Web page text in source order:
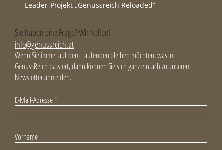
Leader-Projekt „Genussreich Reloaded“
Sie haben eine Frage? Wir helfen!
info@genussreich.at
Wenn Sie immer auf dem Laufenden bleiben möchten, was im
GenussReich passiert, dann können Sie sich ganz einfach zu unserem
Newsletter anmelden.
E-Mail-Adresse *
Vorname